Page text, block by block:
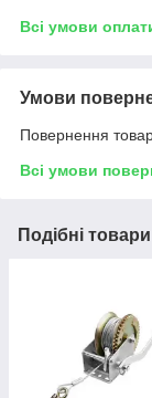
Всі умови
Умови
Повернення
Всі умови
Подібні